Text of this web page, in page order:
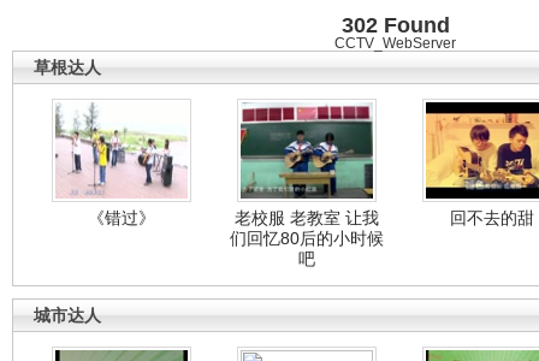
302 Found
CCTV_WebServer
草根达人
《错过》
老校服 老教室 让我
们回忆80后的小时候
吧
回不去的甜
城市达人